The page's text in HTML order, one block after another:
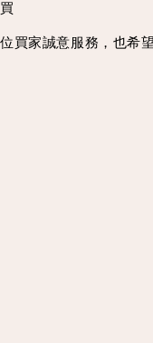
買家誠意服務，也希